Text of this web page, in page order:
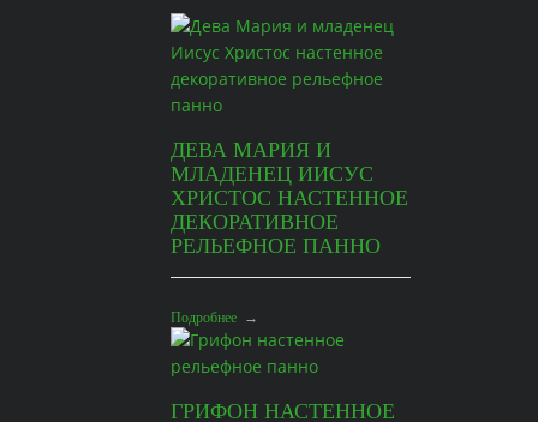
ДЕВА МАРИЯ И
МЛАДЕНЕЦ ИИСУС
ХРИСТОС НАСТЕННОЕ
ДЕКОРАТИВНОЕ
РЕЛЬЕФНОЕ ПАННО
Подробнее→
ГРИФОН НАСТЕННОЕ